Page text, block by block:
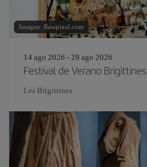
Imagen: Rawpixel.com
14 ago 2026 - 29 ago 2026
Festival de Verano Brigittines
Les Brigittines